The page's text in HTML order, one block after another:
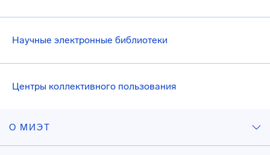
Научные электронные библиотеки
Центры коллективного пользования
О МИЭТ